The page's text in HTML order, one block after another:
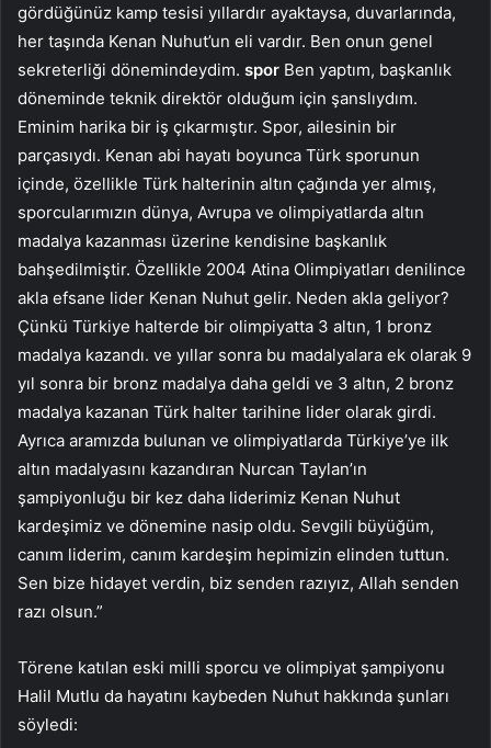
gördüğünüz kamp tesisi yıllardır ayaktaysa, duvarlarında,
her taşında Kenan Nuhut’un eli vardır. Ben onun genel
sekreterliği dönemindeydim. spor Ben yaptım, başkanlık
döneminde teknik direktör olduğum için şanslıydım.
Eminim harika bir iş çıkarmıştır. Spor, ailesinin bir
parçasıydı. Kenan abi hayatı boyunca Türk sporunun
içinde, özellikle Türk halterinin altın çağında yer almış,
sporcularımızın dünya, Avrupa ve olimpiyatlarda altın
madalya kazanması üzerine kendisine başkanlık
bahşedilmiştir. Özellikle 2004 Atina Olimpiyatları denilince
akla efsane lider Kenan Nuhut gelir. Neden akla geliyor?
Çünkü Türkiye halterde bir olimpiyatta 3 altın, 1 bronz
madalya kazandı. ve yıllar sonra bu madalyalara ek olarak 9
yıl sonra bir bronz madalya daha geldi ve 3 altın, 2 bronz
madalya kazanan Türk halter tarihine lider olarak girdi.
Ayrıca aramızda bulunan ve olimpiyatlarda Türkiye’ye ilk
altın madalyasını kazandıran Nurcan Taylan’ın
şampiyonluğu bir kez daha liderimiz Kenan Nuhut
kardeşimiz ve dönemine nasip oldu. Sevgili büyüğüm,
canım liderim, canım kardeşim hepimizin elinden tuttun.
Sen bize hidayet verdin, biz senden razıyız, Allah senden
razı olsun.”
Törene katılan eski milli sporcu ve olimpiyat şampiyonu
Halil Mutlu da hayatını kaybeden Nuhut hakkında şunları
söyledi: